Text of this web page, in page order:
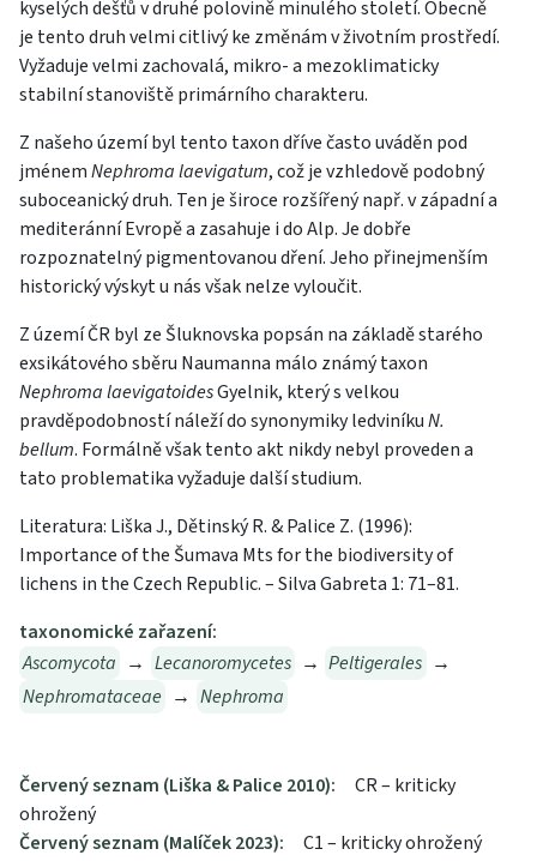
kyselých dešťů v druhé polovině minulého století. Obecně
je tento druh velmi citlivý ke změnám v životním prostředí.
Vyžaduje velmi zachovalá, mikro- a mezoklimaticky
stabilní stanoviště primárního charakteru.
Z našeho území byl tento taxon dříve často uváděn pod
jménemNephroma laevigatum, což je vzhledově podobný
suboceanický druh. Ten je široce rozšířený např. v západní a
mediteránní Evropě a zasahuje i do Alp. Je dobře
rozpoznatelný pigmentovanou dření. Jeho přinejmenším
historický výskyt u nás však nelze vyloučit.
Z území ČR byl ze Šluknovska popsán na základě starého
exsikátového sběru Naumanna málo známý taxon
Nephroma laevigatoidesGyelnik, který s velkou
pravděpodobností náleží do synonymiky ledviníkuN.
bellum. Formálně však tento akt nikdy nebyl proveden a
tato problematika vyžaduje další studium.
Literatura: Liška J., Dětinský R. & Palice Z. (1996):
Importance of the Šumava Mts for the biodiversity of
lichens in the Czech Republic. – Silva Gabreta 1: 71–81.
taxonomické zařazení:
Ascomycota → Lecanoromycetes → Peltigerales →
Nephromataceae → Nephroma
Červený seznam (Liška & Palice 2010):
CR – kriticky
ohrožený
Červený seznam (Malíček 2023):
C1 – kriticky ohrožený